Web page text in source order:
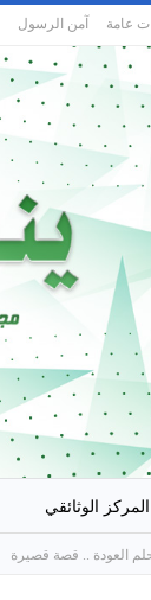
عامة آمن الرسول
المركز الوثائقي
العودة .. قصة قصيرة